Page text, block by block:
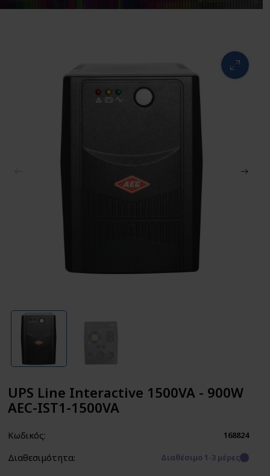
UPS Line Interactive 1500VA - 900W
AEC-IST1-1500VA
Κωδικός: 168824
Διαθεσιμότητα: Διαθέσιμο 1-3 μέρες